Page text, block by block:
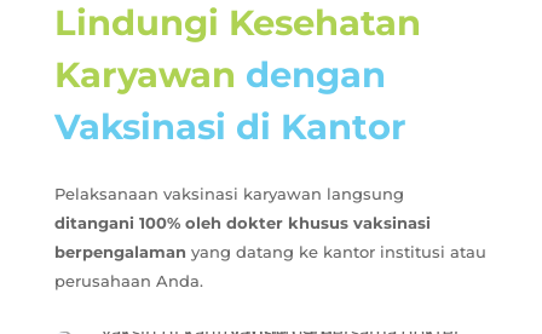
Lindungi Kesehatan
Karyawan dengan
Vaksinasi di Kantor
Pelaksanaan vaksinasi karyawan langsung
ditangani 100% oleh dokter khusus vaksinasi
berpengalaman yang datang ke kantor institusi atau
perusahaan Anda.